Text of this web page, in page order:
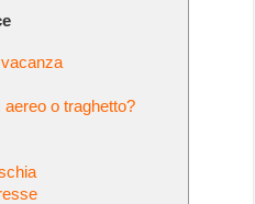
o traghetto?